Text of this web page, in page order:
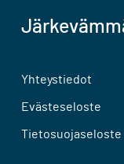
Yhteystiedot
Evästeseloste
Tietosuojaseloste